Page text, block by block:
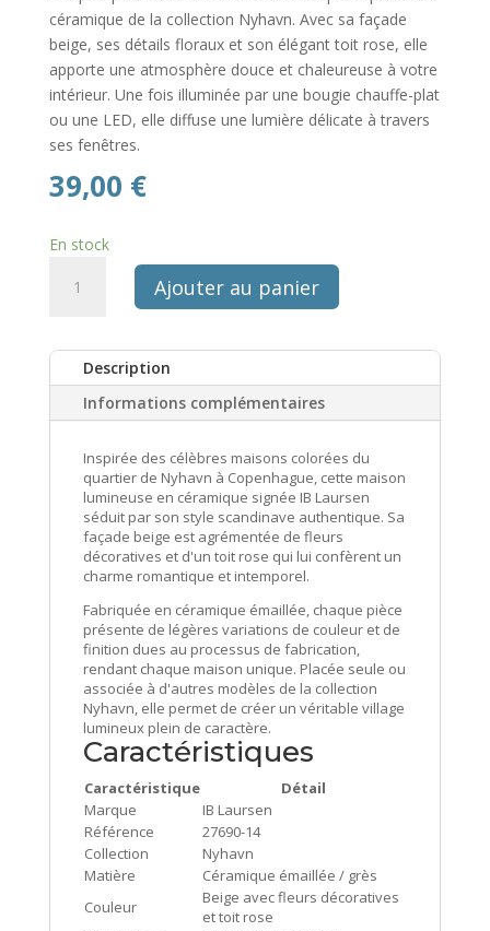
céramique de la collection Nyhavn. Avec sa façade
beige, ses détails floraux et son élégant toit rose, elle
apporte une atmosphère douce et chaleureuse à votre
intérieur. Une fois illuminée par une bougie chauffe-plat
ou une LED, elle diffuse une lumière délicate à travers
ses fenêtres.
39,00 €
En stock
scandinave
ceramique
Laursen
facade
Ajouter au panier
Description
Informations complémentaires
Inspirée des célèbres maisons colorées du
quartier de Nyhavn à Copenhague, cette maison
lumineuse en céramique signée IB Laursen
séduit par son style scandinave authentique. Sa
façade beige est agrémentée de fleurs
décoratives et d'un toit rose qui lui confèrent un
charme romantique et intemporel.
Fabriquée en céramique émaillée, chaque pièce
présente de légères variations de couleur et de
finition dues au processus de fabrication,
rendant chaque maison unique. Placée seule ou
associée à d'autres modèles de la collection
Nyhavn, elle permet de créer un véritable village
lumineux plein de caractère.
Caractéristiques
Caractéristique
Détail
Marque
IB Laursen
Référence
27690-14
Collection
Nyhavn
Matière
Céramique émaillée / grès
Couleur
Beige avec fleurs décoratives
et toit rose